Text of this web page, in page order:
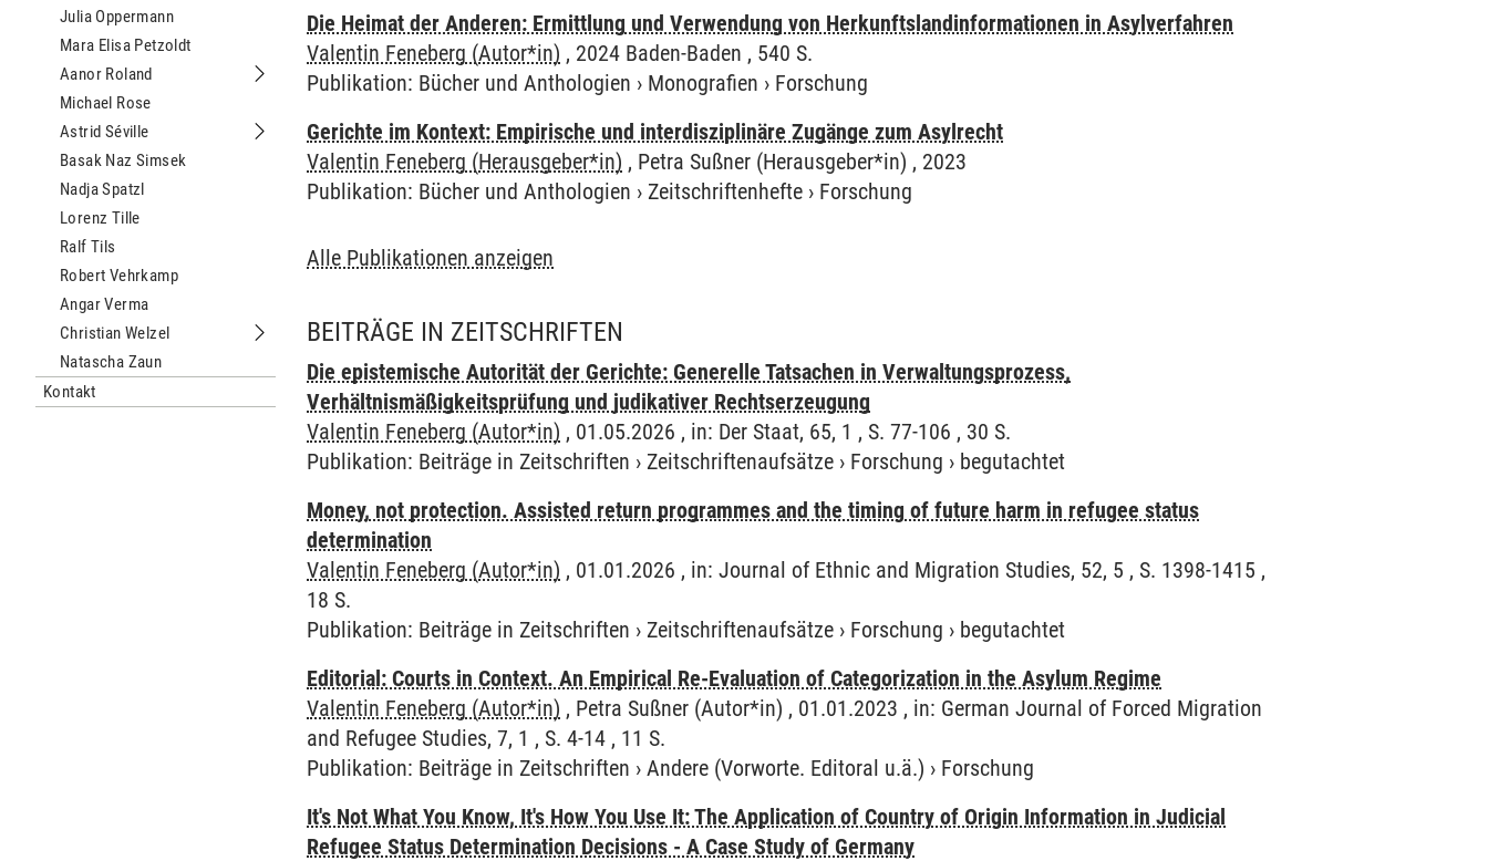
Julia Oppermann
Mara Elisa Petzoldt
Aanor Roland
Untermenu Aanor Roland
Michael Rose
Astrid Séville
Untermenu Astrid Séville
Basak Naz Simsek
Nadja Spatzl
Lorenz Tille
Ralf Tils
Robert Vehrkamp
Angar Verma
Christian Welzel
Untermenu Christian Welzel
Natascha Zaun
Kontakt
Die Heimat der Anderen: Ermittlung und Verwendung von Herkunftslandinformationen in Asylverfahren
Valentin Feneberg (Autor*in) , 2024 Baden-Baden , 540 S.
Publikation: Bücher und Anthologien › Monografien › Forschung
Gerichte im Kontext: Empirische und interdisziplinäre Zugänge zum Asylrecht
Valentin Feneberg (Herausgeber*in) , Petra Sußner (Herausgeber*in) , 2023
Publikation: Bücher und Anthologien › Zeitschriftenhefte › Forschung
Alle Publikationen anzeigen
BEITRÄGE IN ZEITSCHRIFTEN
Die epistemische Autorität der Gerichte: Generelle Tatsachen in Verwaltungsprozess,
Verhältnismäßigkeitsprüfung und judikativer Rechtserzeugung
Valentin Feneberg (Autor*in) , 01.05.2026 , in: Der Staat, 65, 1 , S. 77-106 , 30 S.
Publikation: Beiträge in Zeitschriften › Zeitschriftenaufsätze › Forschung › begutachtet
Money, not protection. Assisted return programmes and the timing of future harm in refugee status
determination
Valentin Feneberg (Autor*in) , 01.01.2026 , in: Journal of Ethnic and Migration Studies, 52, 5 , S. 1398-1415 ,
18 S.
Publikation: Beiträge in Zeitschriften › Zeitschriftenaufsätze › Forschung › begutachtet
Editorial: Courts in Context. An Empirical Re-Evaluation of Categorization in the Asylum Regime
Valentin Feneberg (Autor*in) , Petra Sußner (Autor*in) , 01.01.2023 , in: German Journal of Forced Migration
and Refugee Studies, 7, 1 , S. 4-14 , 11 S.
Publikation: Beiträge in Zeitschriften ›Andere (Vorworte. Editoral u.ä.) › Forschung
It's Not What You Know, It's How You Use It: The Application of Country of Origin Information in Judicial
Refugee Status Determination Decisions - A Case Study of Germany